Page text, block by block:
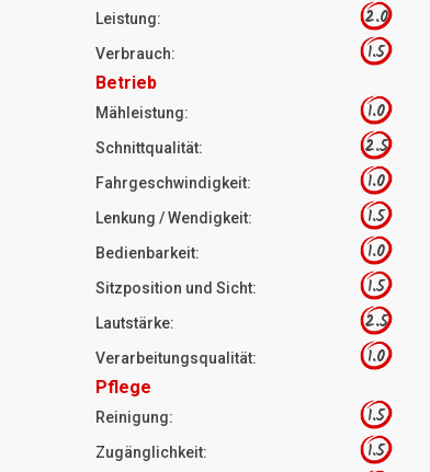
Leistung: 2.0
Verbrauch: 1.5
Betrieb
Mähleistung: 1.0
Schnittqualität: 2.5
Fahrgeschwindigkeit: 1.0
Lenkung / Wendigkeit: 1.5
Bedienbarkeit: 1.0
Sitzposition und Sicht: 1.5
Lautstärke: 2.5
Verarbeitungsqualität: 1.0
Pflege
Reinigung: 1.5
Zugänglichkeit: 1.5